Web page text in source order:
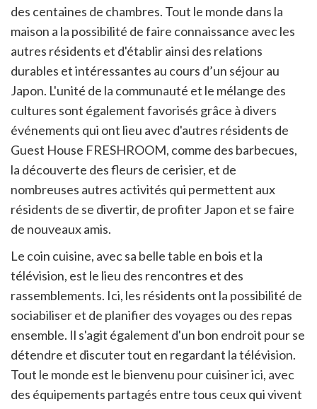
des centaines de chambres. Tout le monde dans la
maison a la possibilité de faire connaissance avec les
autres résidents et d'établir ainsi des relations
durables et intéressantes au cours d’un séjour au
Japon. L'unité de la communauté et le mélange des
cultures sont également favorisés grâce à divers
événements qui ont lieu avec d'autres résidents de
Guest House FRESHROOM, comme des barbecues,
la découverte des fleurs de cerisier, et de
nombreuses autres activités qui permettent aux
résidents de se divertir, de profiter Japon et se faire
de nouveaux amis.
Le coin cuisine, avec sa belle table en bois et la
télévision, est le lieu des rencontres et des
rassemblements. Ici, les résidents ont la possibilité de
sociabiliser et de planifier des voyages ou des repas
ensemble. Il s'agit également d'un bon endroit pour se
détendre et discuter tout en regardant la télévision.
Tout le monde est le bienvenu pour cuisiner ici, avec
des équipements partagés entre tous ceux qui vivent